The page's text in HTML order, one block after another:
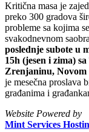
Kritična masa je
preko 300 gradova
probleme sa kojima
svakodnevnom
poslednje subote u
15h (jesen i zima)
Zrenjaninu, Novom
je mesečna proslava
građanima i
Website Powered by
Mint Services